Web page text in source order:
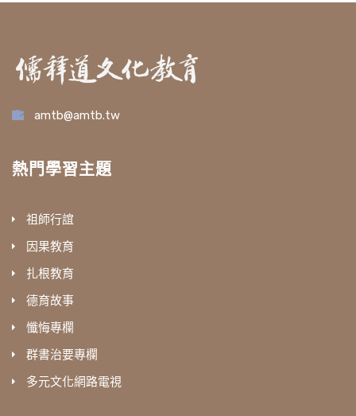
amtb@amtb.tw
熱門學習主題
祖師行誼
因果教育
扎根教育
德育故事
懺悔專欄
群書治要專欄
多元文化網路電視